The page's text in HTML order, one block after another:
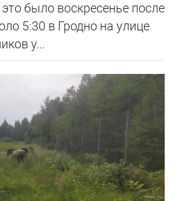
было воскресенье после
5:30 в Гродно на улице
у...